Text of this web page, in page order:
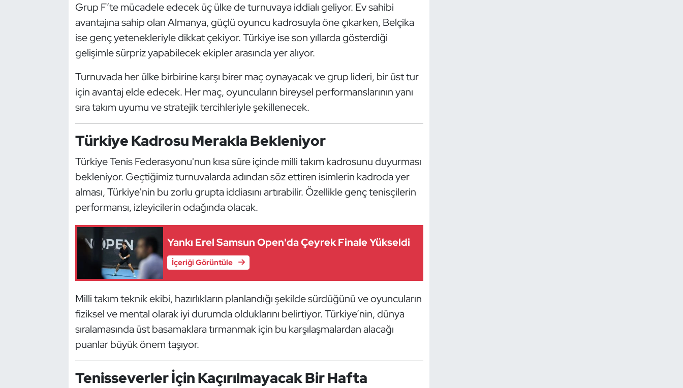
Grup F’te mücadele edecek üç ülke de turnuvaya iddialı geliyor. Ev sahibi
avantajına sahip olan Almanya, güçlü oyuncu kadrosuyla öne çıkarken, Belçika
ise genç yetenekleriyle dikkat çekiyor. Türkiye ise son yıllarda gösterdiği
gelişimle sürpriz yapabilecek ekipler arasında yer alıyor.
Turnuvada her ülke birbirine karşı birer maç oynayacak ve grup lideri, bir üst tur
için avantaj elde edecek. Her maç, oyuncuların bireysel performanslarının yanı
sıra takım uyumu ve stratejik tercihleriyle şekillenecek.
Türkiye Kadrosu Merakla Bekleniyor
Türkiye Tenis Federasyonu'nun kısa süre içinde milli takım kadrosunu duyurması
bekleniyor. Geçtiğimiz turnuvalarda adından söz ettiren isimlerin kadroda yer
alması, Türkiye'nin bu zorlu grupta iddiasını artırabilir. Özellikle genç tenisçilerin
performansı, izleyicilerin odağında olacak.
Yankı Erel Samsun Open'da Çeyrek Finale Yükseldi
İçeriği Görüntüle
Milli takım teknik ekibi, hazırlıkların planlandığı şekilde sürdüğünü ve oyuncuların
fiziksel ve mental olarak iyi durumda olduklarını belirtiyor. Türkiye’nin, dünya
sıralamasında üst basamaklara tırmanmak için bu karşılaşmalardan alacağı
puanlar büyük önem taşıyor.
Tenisseverler İçin Kaçırılmayacak Bir Hafta
Judo ve Kuraş
Kano ve Rafting
Modern Pentatlon
Özel Sporcular